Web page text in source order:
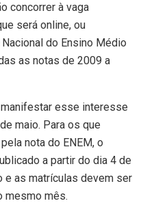
concorrer à vaga
será online, ou
do Ensino Médio
as notas de 2009 a
esse interesse
maio. Para os que
nota do ENEM, o
a partir do dia 4 de
e as matrículas devem ser
mesmo mês.